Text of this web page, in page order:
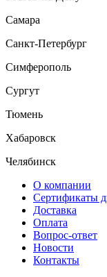
Самара
Санкт-Петербург
Симферополь
Сургут
Тюмень
Хабаровск
Челябинск
О компании
Сертификаты
Доставка
Оплата
Вопрос-ответ
Новости
Контакты